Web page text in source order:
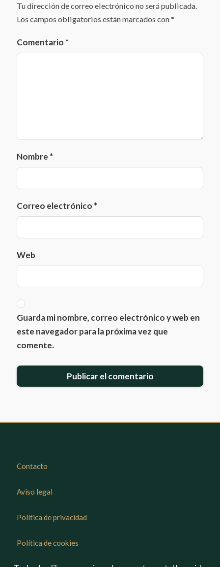
Tu dirección de correo electrónico no será publicada.
Los campos obligatorios están marcados con*
Comentario *
Nombre *
Correo electrónico *
Web
Guarda mi nombre, correo electrónico y web en
este navegador para la próxima vez que
comente.
Contacto
Aviso legal
Política de privacidad
Política de cookies